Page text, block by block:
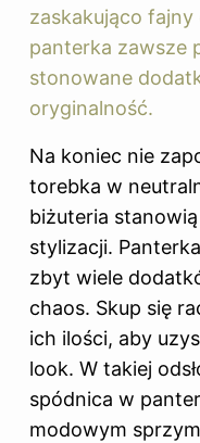
zaskakująco
panterka zawsze
stonowane
oryginalność.
Na koniec nie
torebka w
biżuteria
stylizacji.
zbyt wiele
chaos. Skup się
ich ilości, aby
look. W takiej
spódnica w
modowym